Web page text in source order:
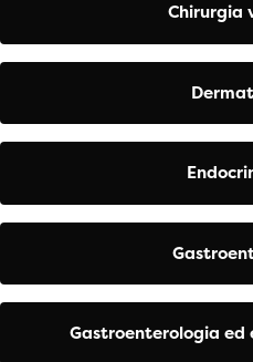
Chirurgia
Gastroenterologia ed